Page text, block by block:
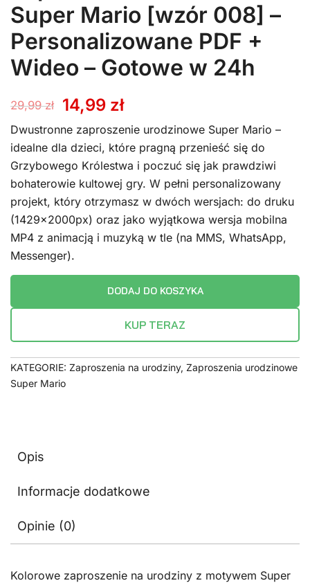
Super Mario [wzór 008] –
Personalizowane PDF +
Wideo – Gotowe w 24h
29,99zł
Pierwotna
cena
wynosiła:
29,99 zł.
14,99 złAktualna
cena
wynosi:
14,99 zł.
Dwustronne zaproszenie urodzinowe Super Mario –
idealne dla dzieci, które pragną przenieść się do
Grzybowego Królestwa i poczuć się jak prawdziwi
bohaterowie kultowej gry. W pełni personalizowany
projekt, który otrzymasz w dwóch wersjach: do druku
(1429x2000px) oraz jako wyjątkowa wersja mobilna
MP4 z animacją i muzyką w tle (na MMS, WhatsApp,
Messenger).
DODAJ DO KOSZYKA
KUP TERAZ
KATEGORIE: Zaproszenia na urodziny, Zaproszenia urodzinowe
Super Mario
Opis
Informacje dodatkowe
Opinie (0)
Kolorowe zaproszenie na urodziny z motywem Super